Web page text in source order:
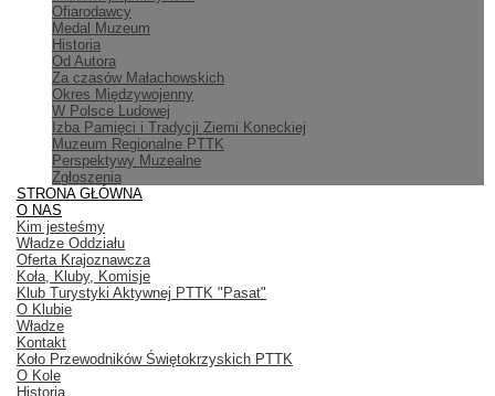
Ofiarodawcy
Medal Muzeum
Historia
Od Autora
Za czasów Małachowskich
Okres Międzywojenny
W Polsce Ludowej
Izba Pamięci i Tradycji Ziemi Koneckiej
Muzeum Regionalne PTTK
Perspektywy Muzealne
Zgłoszenia
STRONA GŁÓWNA
O NAS
Kim jesteśmy
Władze Oddziału
Oferta Krajoznawcza
Koła, Kluby, Komisje
Klub Turystyki Aktywnej PTTK "Pasat"
O Klubie
Władze
Kontakt
Koło Przewodników Świętokrzyskich PTTK
O Kole
Historia